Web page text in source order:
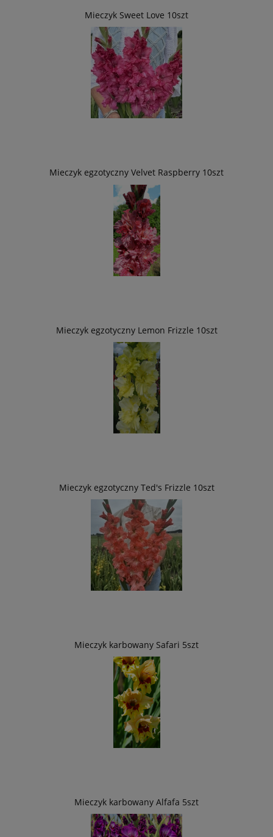
Mieczyk Sweet Love 10szt
Mieczyk egzotyczny Velvet Raspberry 10szt
Mieczyk egzotyczny Lemon Frizzle 10szt
Mieczyk egzotyczny Ted's Frizzle 10szt
Mieczyk karbowany Safari 5szt
Mieczyk karbowany Alfafa 5szt